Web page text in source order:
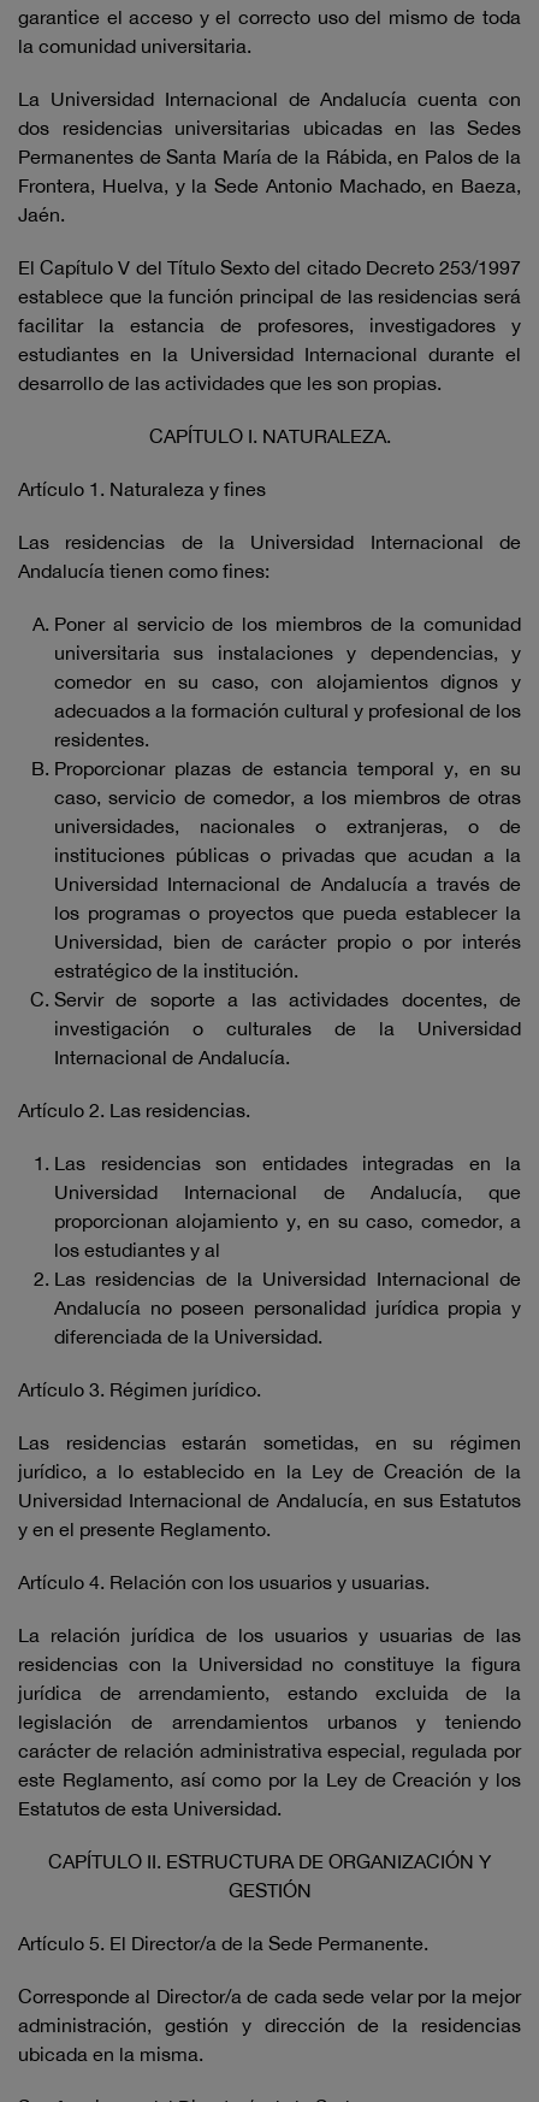
garantice el acceso y el correcto uso del mismo de toda
la comunidad universitaria.
La Universidad Internacional de Andalucía cuenta con
dos residencias universitarias ubicadas en las Sedes
Permanentes de Santa María de la Rábida, en Palos de la
Frontera, Huelva, y la Sede Antonio Machado, en Baeza,
Jaén.
El Capítulo V del Título Sexto del citado Decreto 253/1997
establece que la función principal de las residencias será
facilitar la estancia de profesores, investigadores y
estudiantes en la Universidad Internacional durante el
desarrollo de las actividades que les son propias.
CAPÍTULO I. NATURALEZA.
Artículo 1. Naturaleza y fines
Las residencias de la Universidad Internacional de
Andalucía tienen como fines:
Poner al servicio de los miembros de la comunidad
universitaria sus instalaciones y dependencias, y
comedor en su caso, con alojamientos dignos y
adecuados a la formación cultural y profesional de los
residentes.
Proporcionar plazas de estancia temporal y, en su
caso, servicio de comedor, a los miembros de otras
universidades, nacionales o extranjeras, o de
instituciones públicas o privadas que acudan a la
Universidad Internacional de Andalucía a través de
los programas o proyectos que pueda establecer la
Universidad, bien de carácter propio o por interés
estratégico de la institución.
Servir de soporte a las actividades docentes, de
investigación o culturales de la Universidad
Internacional de Andalucía.
Artículo 2. Las residencias.
Las residencias son entidades integradas en la
Universidad Internacional de Andalucía, que
proporcionan alojamiento y, en su caso, comedor, a
los estudiantes y al
Las residencias de la Universidad Internacional de
Andalucía no poseen personalidad jurídica propia y
diferenciada de la Universidad.
Artículo 3. Régimen jurídico.
Las residencias estarán sometidas, en su régimen
jurídico, a lo establecido en la Ley de Creación de la
Universidad Internacional de Andalucía, en sus Estatutos
y en el presente Reglamento.
Artículo 4. Relación con los usuarios y usuarias.
La relación jurídica de los usuarios y usuarias de las
residencias con la Universidad no constituye la figura
jurídica de arrendamiento, estando excluida de la
legislación de arrendamientos urbanos y teniendo
carácter de relación administrativa especial, regulada por
este Reglamento, así como por la Ley de Creación y los
Estatutos de esta Universidad.
CAPÍTULO II. ESTRUCTURA DE ORGANIZACIÓN Y
GESTIÓN
Artículo 5. El Director/a de la Sede Permanente.
Corresponde al Director/a de cada sede velar por la mejor
administración, gestión y dirección de la residencias
ubicada en la misma.